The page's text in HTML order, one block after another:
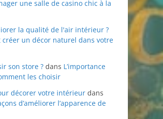
une salle de casino chic à la
la qualité de l'air intérieur ?
créer un décor naturel dans votre
son store ? dans L’importance
les choisir
décorer votre intérieur dans
d’améliorer l’apparence de